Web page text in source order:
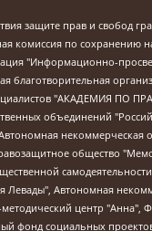
в Латвийской Республике (регистрационный номер 50008295751, дата регистрации 24.02.2020), Великовский Дмитрий Александрович, Долинина Ирина Николаевна, Мароховская Алеся Алексеевна, Шлейнов Роман Юрьевич, Шмагун Олеся Валентиновна, Общество с ограниченной ответственностью "Альтаир 2021", Общество с ограниченной ответственностью "Вега 2021", Общество с ограниченной ответственностью "Главный редактор 2021", Общество с ограниченной ответственностью "Ромашки монолит", Важенков Артем Валерьевич, Ивановская областная общественная организация "Центр гендерных исследований", Гурман Юрий Альбертович, Медиапроект "ОВД-Инфо", Егоров Владимир Владимирович, Жилинский Владимир Александрович, Общество с ограниченной ответственностью "ЗП", Иванова София Юрьевна, Карезина Инна Павловна, Кильтау Екатерина Викторовна, Петров Алексей Викторович, Пискунов Сергей Евгеньевич, Смирнов Сергей Сергеевич, Тихонов Михаил Сергеевич, Общество с ограниченной ответственностью "ЖУРНАЛИСТ-ИНОСТРАННЫЙ АГЕНТ", Арапова Галина Юрьевна, Вольтская Татьяна Анатольевна, Американская